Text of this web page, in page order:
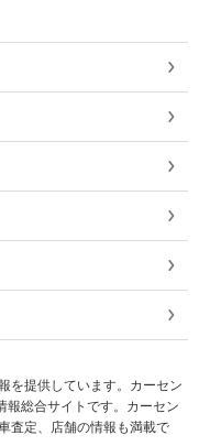
を提供しています。カーセン
報総合サイトです。カーセン
査定、店舗の情報も満載で